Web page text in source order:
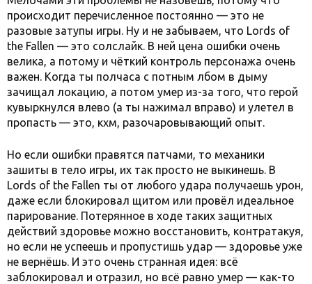
происходит перечисленное постоянно — это не
разовые затупы игры. Ну и не забываем, что Lords of
the Fallen — это солслайк. В ней цена ошибки очень
велика, а потому и чёткий контроль персонажа очень
важен. Когда ты полчаса с потным лбом в дыму
зачищал локацию, а потом умер из-за того, что герой
кувыркнулся влево (а ты нажимал вправо) и улетел в
пропасть — это, кхм, разочаровывающий опыт.
Но если ошибки правятся патчами, то механики
зашиты в тело игры, их так просто не выкинешь. В
Lords of the Fallen ты от любого удара получаешь урон,
даже если блокировал щитом или провёл идеальное
парирование. Потерянное в ходе таких защитных
действий здоровье можно восстановить, контратакуя,
но если не успеешь и пропустишь удар — здоровье уже
не вернёшь. И это очень странная идея: всё
заблокировал и отразил, но всё равно умер — как-то